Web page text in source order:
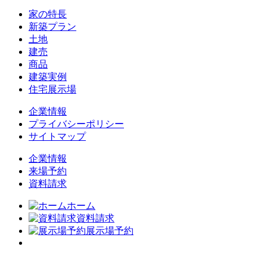
家の特長
新築プラン
土地
建売
商品
建築実例
住宅展示場
企業情報
プライバシーポリシー
サイトマップ
企業情報
来場予約
資料請求
ホーム
資料請求
展示場予約